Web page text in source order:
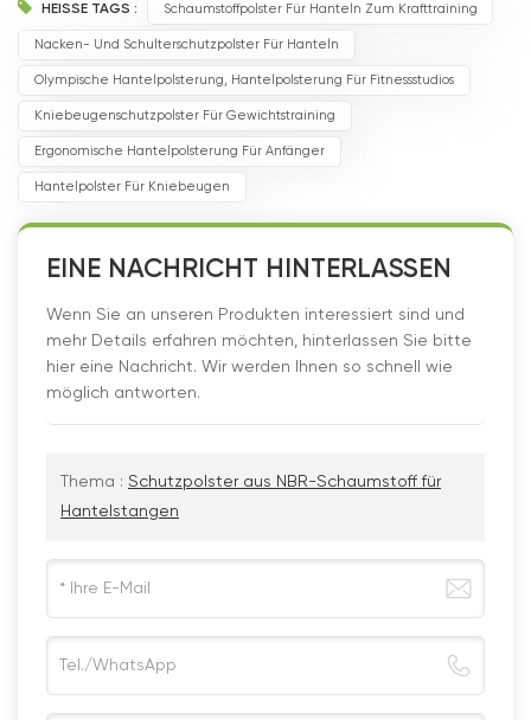
HEISSE TAGS : Schaumstoffpolster Für Hanteln Zum Krafttraining
Nacken- Und Schulterschutzpolster Für Hanteln
Olympische Hantelpolsterung, Hantelpolsterung Für Fitnessstudios
Kniebeugenschutzpolster Für Gewichtstraining
Ergonomische Hantelpolsterung Für Anfänger
Hantelpolster Für Kniebeugen
EINE NACHRICHT HINTERLASSEN
Wenn Sie an unseren Produkten interessiert sind und
mehr Details erfahren möchten, hinterlassen Sie bitte
hier eine Nachricht. Wir werden Ihnen so schnell wie
möglich antworten.
Thema : Schutzpolster aus NBR-Schaumstoff für
Hantelstangen